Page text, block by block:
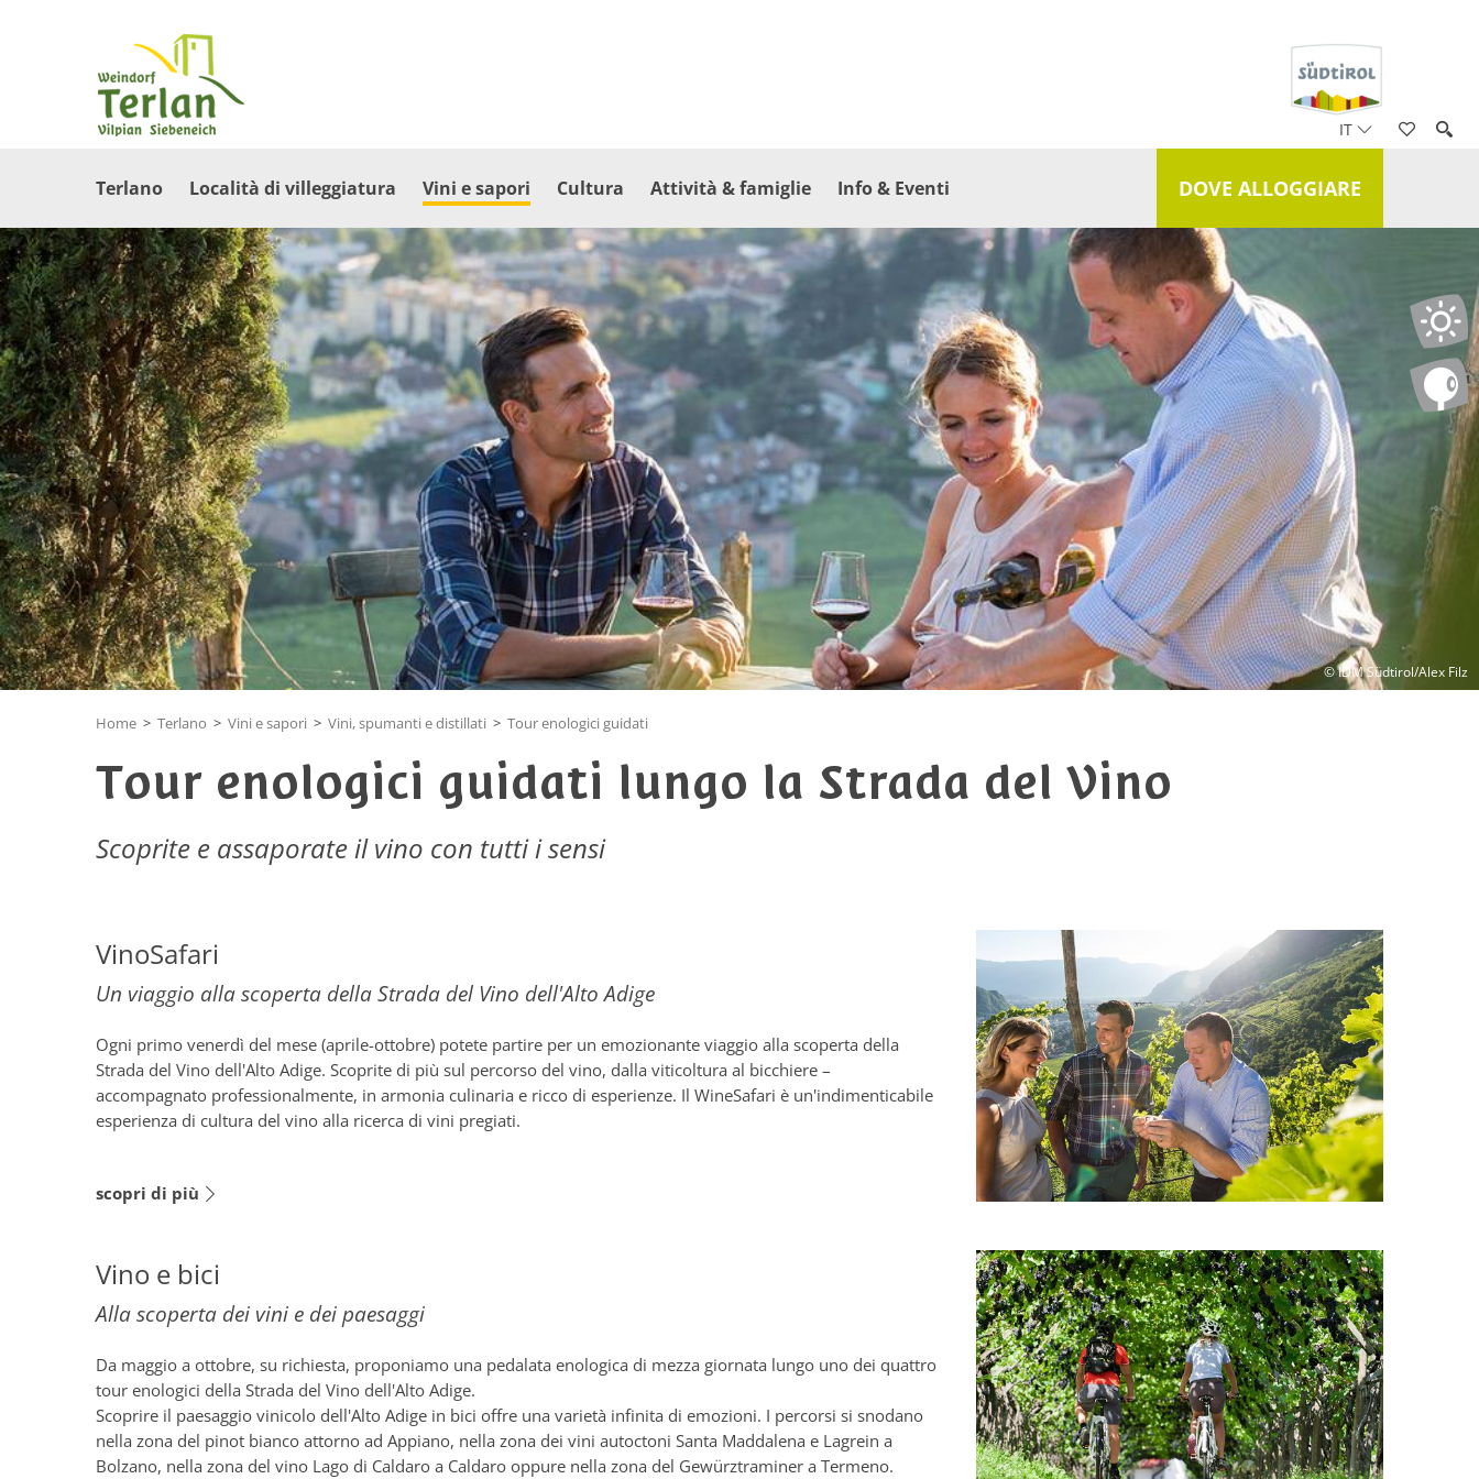
IT
DOVE ALLOGGIARE
Terlano Località di villeggiatura Vini e sapori Cultura Attività & famiglie Info & Eventi
© IDM Südtirol/Alex Filz
Home > Terlano > Vini e sapori > Vini, spumanti e distillati > Tour enologici guidati
Tour enologici guidati lungo la Strada del Vino
Scoprite e assaporate il vino con tutti i sensi
VinoSafari
Un viaggio alla scoperta della Strada del Vino dell'Alto Adige
Ogni primo venerdì del mese (aprile-ottobre) potete partire per un emozionante viaggio alla scoperta della
Strada del Vino dell'Alto Adige. Scoprite di più sul percorso del vino, dalla viticoltura al bicchiere –
accompagnato professionalmente, in armonia culinaria e ricco di esperienze. Il WineSafari è un'indimenticabile
esperienza di cultura del vino alla ricerca di vini pregiati.
scopri di più
Vino e bici
Alla scoperta dei vini e dei paesaggi
Da maggio a ottobre, su richiesta, proponiamo una pedalata enologica di mezza giornata lungo uno dei quattro
tour enologici della Strada del Vino dell'Alto Adige.
Scoprire il paesaggio vinicolo dell'Alto Adige in bici offre una varietà infinita di emozioni. I percorsi si snodano
nella zona del pinot bianco attorno ad Appiano, nella zona dei vini autoctoni Santa Maddalena e Lagrein a
Bolzano, nella zona del vino Lago di Caldaro a Caldaro oppure nella zona del Gewürztraminer a Termeno.